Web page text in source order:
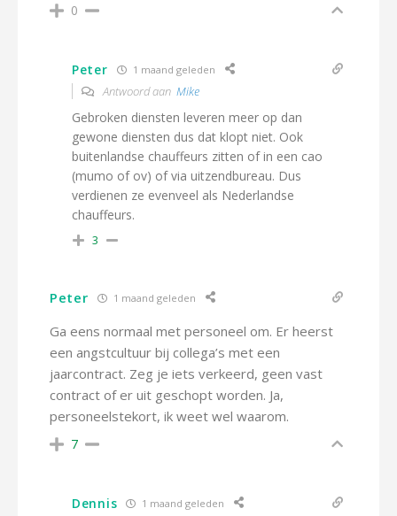
0
Peter 1 maand geleden
Antwoord aan Mike
Gebroken diensten leveren meer op dan
gewone diensten dus dat klopt niet. Ook
buitenlandse chauffeurs zitten of in een cao
(mumo of ov) of via uitzendbureau. Dus
verdienen ze evenveel als Nederlandse
chauffeurs.
3
Peter 1 maand geleden
Ga eens normaal met personeel om. Er heerst
een angstcultuur bij collega’s met een
jaarcontract. Zeg je iets verkeerd, geen vast
contract of er uit geschopt worden. Ja,
personeelstekort, ik weet wel waarom.
7
Dennis 1 maand geleden